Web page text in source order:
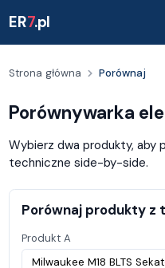
ER7.pl
Strona główna Porównaj
Porównywarka
Wybierz dwa produkty, aby
techniczne side-by-side.
Porównaj produkty z
Produkt A